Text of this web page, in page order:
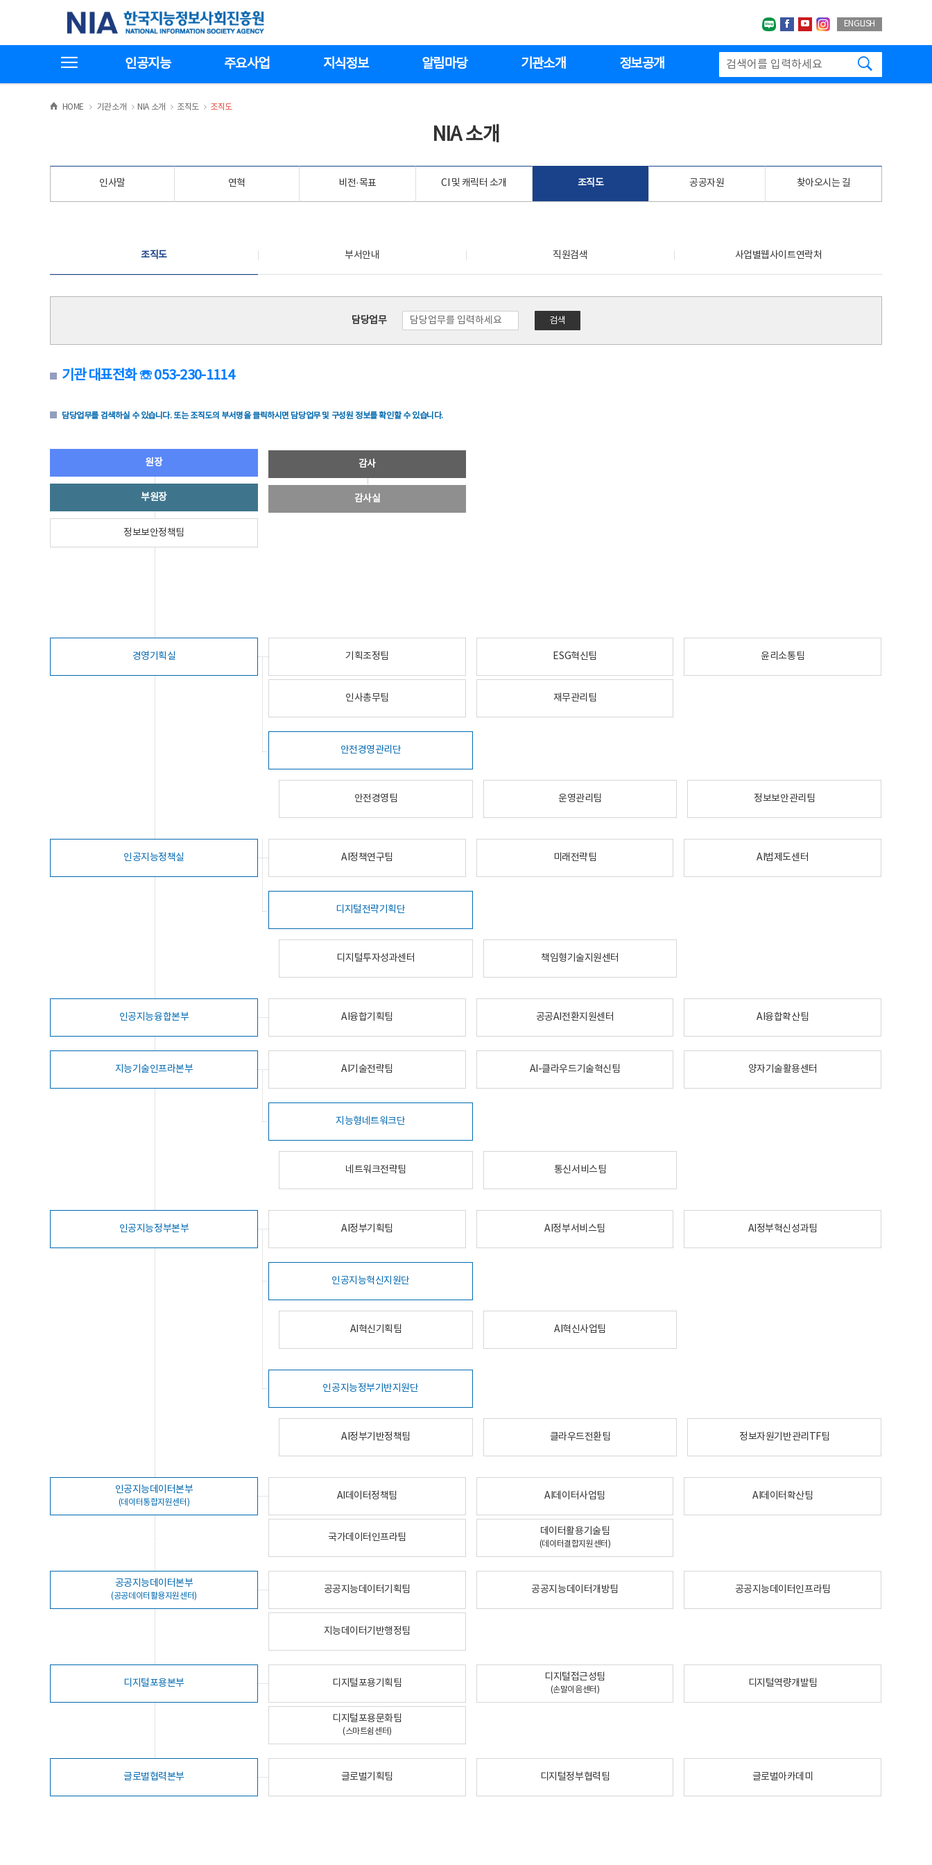
기
한국지능정보사회진흥원
네이버블로그
페이스북
유투브인스타그랩
ENGLISH
인공지능 주요사업 지식정보 알림마당 기관소개 정보공개
HOME >
기관소개 >NIA 소개 >
조직도 >
조직도
NIA 소개
인사말 연혁 비전·목표 CI 및 캐릭터 소개 조직도 공공자원 찾아오시는 길
조직도 부서안내 직원검색 사업별웹사이트연락처
담당업무 검색
기관 대표전화 ☏ 053-230-1114
담당업무를 검색하실 수 있습니다. 또는 조직도의 부서명을 클릭하시면 담당업무 및 구성원 정보를 확인할 수 있습니다.
원장
부원장
정보보안정책팀
감사
감사실
경영기획실 기획조정팀 ESG혁신팀 윤리소통팀
인사총무팀 재무관리팀
안전경영관리단
안전경영팀 운영관리팀 정보보안관리팀
인공지능정책실 AI정책연구팀 미래전략팀 AI법제도센터
디지털전략기획단
디지털투자성과센터 책임형기술지원센터
인공지능융합본부 AI융합기획팀 공공AI전환지원센터 AI융합확산팀
지능기술인프라본부 AI기술전략팀 AI-클라우드기술혁신팀 양자기술활용센터
지능형네트워크단
네트워크전략팀 통신서비스팀
인공지능정부본부 AI정부기획팀 AI정부서비스팀 AI정부혁신성과팀
인공지능혁신지원단
AI혁신기획팀 AI혁신사업팀
인공지능정부기반지원단
AI정부기반정책팀 클라우드전환팀 정보자원기반관리TF팀
인공지능데이터본부
(데이터통합지원센터)
AI데이터정책팀 AI데이터사업팀 AI데이터확산팀
국가데이터인프라팀
데이터활용기술팀
(데이터결합지원센터)
공공지능데이터본부
(공공데이터활용지원센터)
공공지능데이터기획팀 공공지능데이터개방팀 공공지능데이터인프라팀
지능데이터기반행정팀
디지털포용본부 디지털포용기획팀
디지털접근성팀
(손말이음센터)
디지털역량개발팀
디지털포용문화팀
(스마트쉼센터)
글로벌협력본부 글로벌기획팀 디지털정부협력팀 글로벌아카데미